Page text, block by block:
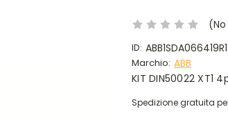
ID: ABB1SDA066419R1
Marchio: ABB
KIT DIN50022 XT1
Spedizione gratuita